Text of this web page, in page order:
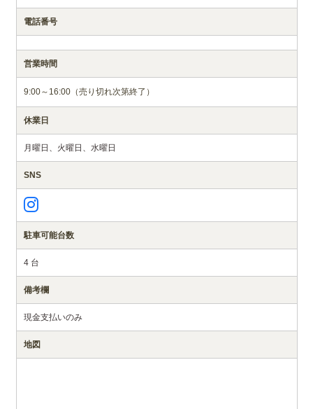
電話番号
営業時間
9:00～16:00（売り切れ次第終了）
休業日
月曜日、火曜日、水曜日
SNS
駐車可能台数
4 台
備考欄
現金支払いのみ
地図